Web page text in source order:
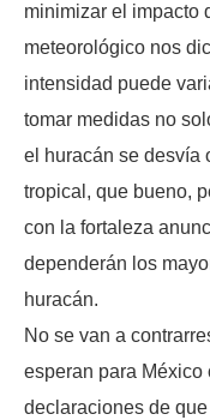
minimizar el impacto
meteorológico nos
intensidad puede
tomar medidas no
el huracán se desvía
tropical, que bueno,
con la fortaleza
dependerán los
huracán.
No se van a
esperan para México
declaraciones de